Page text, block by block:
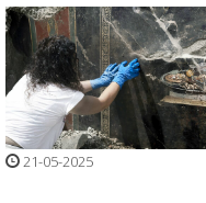
21-05-2025